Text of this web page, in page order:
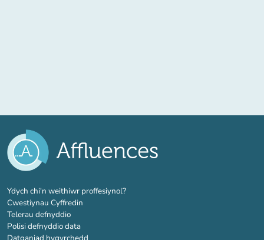
Ydych chi'n weithiwr proffesiynol?(tab newydd)
Cwestiynau Cyffredin
Telerau defnyddio
Polisi defnyddio data